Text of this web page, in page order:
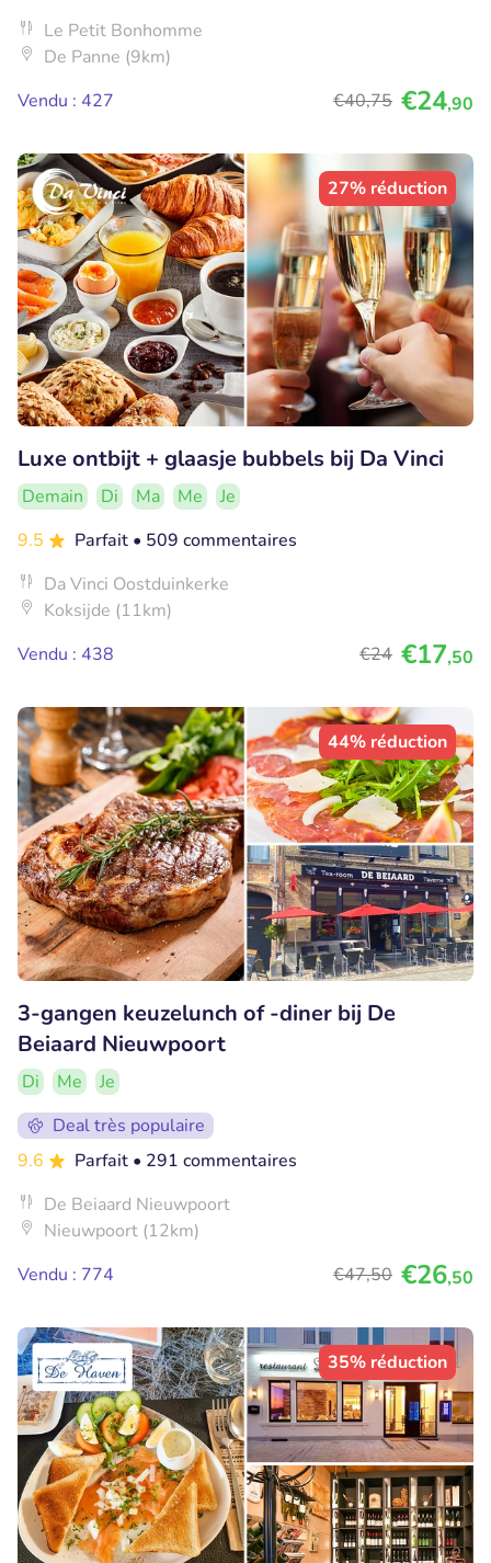
Le Petit Bonhomme
De Panne (9km)
Vendu : 427
€40,75 €24,90
27% réduction
Luxe ontbijt + glaasje bubbels bij Da Vinci
Demain Di Ma Me
Je
9.5
Parfait • 509 commentaires
Da Vinci Oostduinkerke
Koksijde (11km)
Vendu : 438
€24 €17,50
44% réduction
3-gangen keuzelunch of -diner bij De
Beiaard Nieuwpoort
Di Me
Je
Deal très populaire
9.6
Parfait • 291 commentaires
De Beiaard Nieuwpoort
Nieuwpoort (12km)
Vendu : 774
€47,50 €26,50
35% réduction